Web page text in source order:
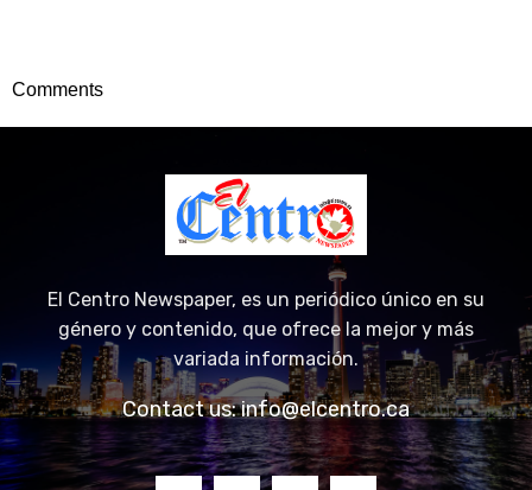
Comments
El Centro Newspaper, es un periódico único en su
género y contenido, que ofrece la mejor y más
variada información.
Contact us:info@elcentro.ca